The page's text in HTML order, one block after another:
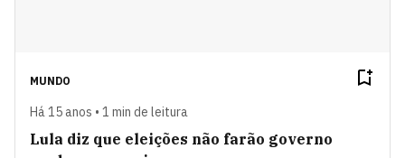
MUNDO
Há 15 anos • 1 min de leitura
Lula diz que eleições não farão governo